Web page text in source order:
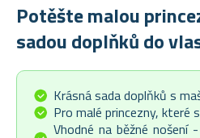
Potěšte malou
sadou doplňků do
Krásná sada doplňků s
Pro malé princezny, které
Vhodné na běžné nošení